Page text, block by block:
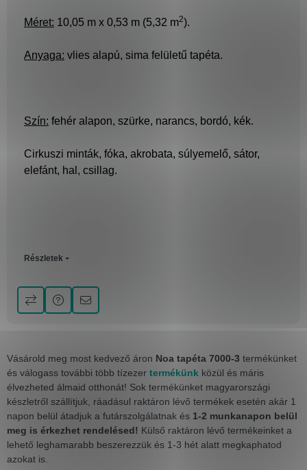
Méret: 10,05 m x 0,53 m (5,32 m2).
Anyaga: vlies alapú, sima felületű tapéta.
Szín: fehér alapon, szürke, narancs, bordó, kék.
Cirkuszi minták, fóka, akrobata, súlyemelő, sátor,
elefánt, hal, csillag.
Részletek
Vásárold meg most kedvező áron Noa tapéta 7000-3 termékünket
és válogass további több tízezer termékünk közül és máris
élvezheted álmaid otthonát! Sok termékünket magyarországi
készletről szállítjuk, ráadásul raktáron lévő termékek esetén akár 1
napon belül átadjuk a futárszolgálatnak és 1-2 munkanapon belül
meg is érkezhet rendelésed! Külső raktáron lévő termékeinket a
lehető leghamarabb beszerezzük és 1-3 hét alatt megkaphatod
azokat is.